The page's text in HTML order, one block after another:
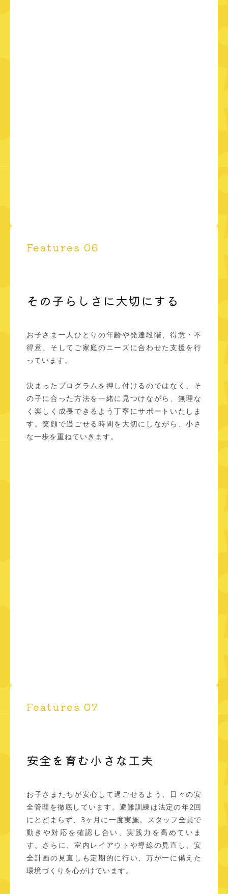
Features 06
その子らしさに大切にする
お子さま一人ひとりの年齢や発達段階、得意・不
得意、そしてご家庭のニーズに合わせた支援を行
っています。
決まったプログラムを押し付けるのではなく、そ
の子に合った方法を一緒に見つけながら、無理な
く楽しく成長できるよう丁寧にサポートいたしま
す。笑顔で過ごせる時間を大切にしながら、小さ
な一歩を重ねていきます。
Features 07
安全を育む小さな工夫
お子さまたちが安心して過ごせるよう、日々の安
全管理を徹底しています。避難訓練は法定の年2回
にとどまらず、3ヶ月に一度実施。スタッフ全員で
動きや対応を確認し合い、実践力を高めていま
す。さらに、室内レイアウトや導線の見直し、安
全計画の見直しも定期的に行い、万が一に備えた
環境づくりを心がけています。